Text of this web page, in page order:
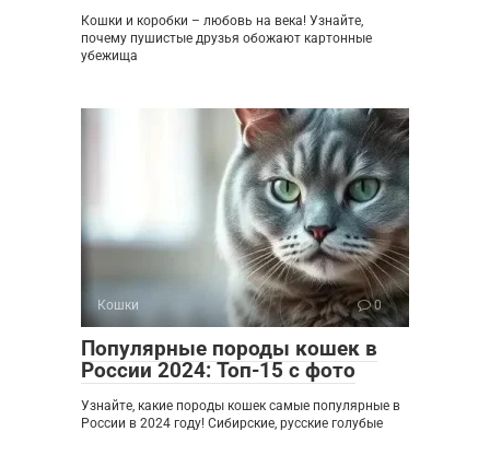
Кошки и коробки – любовь на века! Узнайте,
почему пушистые друзья обожают картонные
убежища
Кошки 0
Популярные породы кошек в
России 2024: Топ-15 с фото
Узнайте, какие породы кошек самые популярные в
России в 2024 году! Сибирские, русские голубые